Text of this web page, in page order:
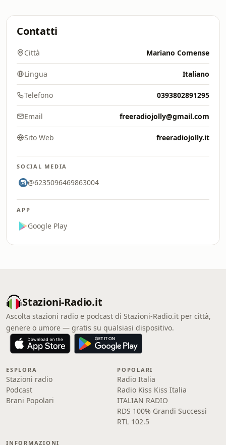
Contatti
Città Mariano Comense
Lingua Italiano
Telefono 0393802891295
Email freeradiojolly@gmail.com
Sito Web freeradiojolly.it
SOCIAL MEDIA
@6235096469863004
APP
Google Play
Stazioni-Radio.it
Ascolta stazioni radio e podcast di Stazioni-Radio.it per città,
genere o umore — gratis su qualsiasi dispositivo.
ESPLORA
Stazioni radio
Podcast
Brani Popolari
POPOLARI
Radio Italia
Radio Kiss Kiss Italia
ITALIAN RADIO
RDS 100% Grandi Successi
RTL 102.5
INFORMAZIONI